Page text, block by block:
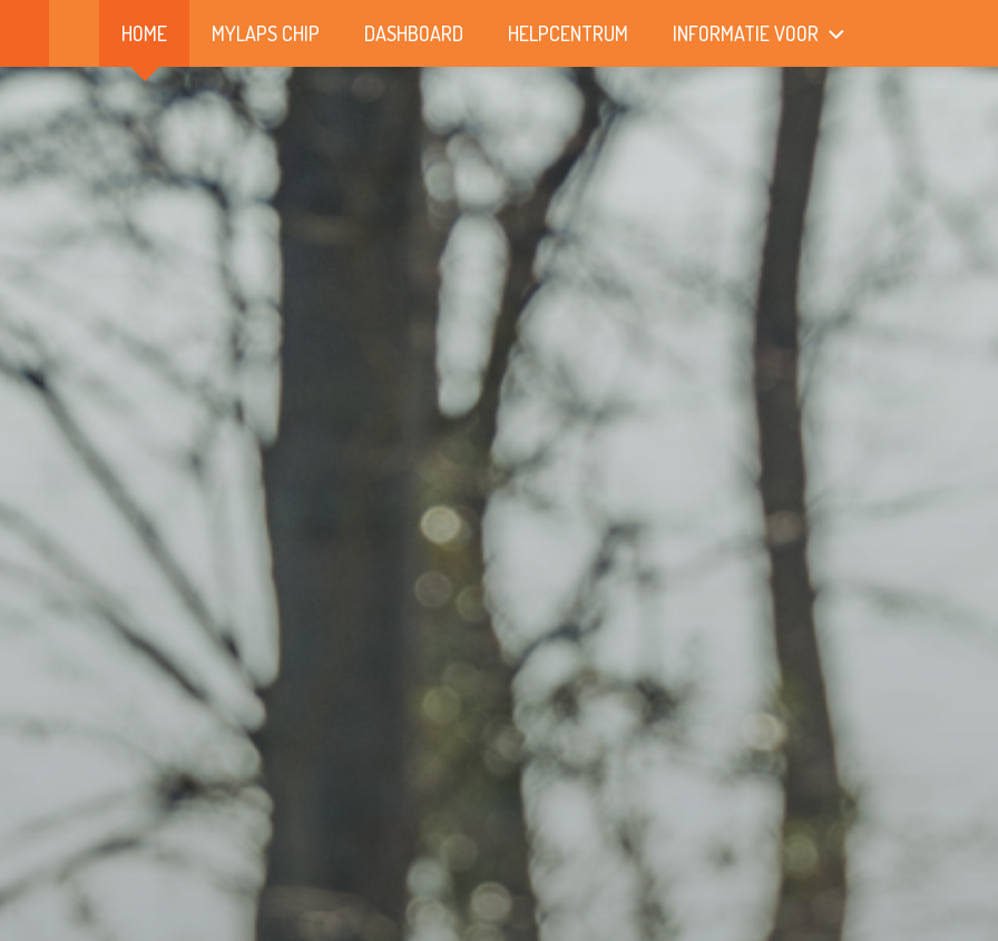
HOME MYLAPS CHIP DASHBOARD HELPCENTRUM INFORMATIE VOOR